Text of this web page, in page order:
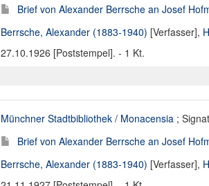
Brief von Alexander Berrsche an Josef
Berrsche, Alexander (1883-1940) [Verfasser],
27.10.1926 [Poststempel]. - 1 Kt.
Münchner Stadtbibliothek / Monacensia ;
Brief von Alexander Berrsche an Josef
Berrsche, Alexander (1883-1940) [Verfasser],